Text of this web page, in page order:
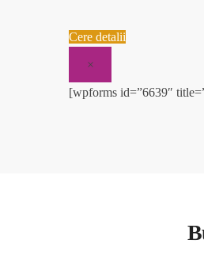
Cere detalii
×
[wpforms id=”6639″